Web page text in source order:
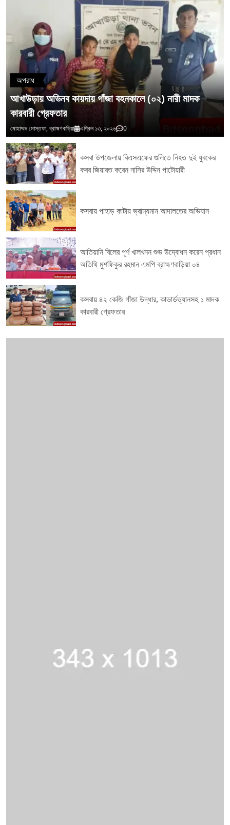
ক্ষেত্রে সকল ধরনের অপরাধ মূলক কর্মকাণ্ডের বিরুদ্ধে জিরো টলারেন্সে কাজ করছে আখাউড়া
থানা পুলিশ। এই ধারাবাহিকতা বজায় রাখার জন্য আমরা নিরলস ভাবে কাজ করে যাচ্ছি চুরি
ডাকাতি মাদক কারবার এই ধরনের অপরাধ নির্মূলে আমরা সোচ্চার হয়েছি এবং এই ধরনের
অভিযান অব্যাহত থাকবে।
অপরাধ
আখাউড়ায় অভিনব কায়দায় গাঁজা বহনকালে (০২) নারী মাদক
কারবারী গ্রেফতার
মোহাম্মদ মোস্তফা, ব্রাহ্মণবাড়িয়া এপ্রিল ১৩, ২০২৬ 0
কসবা উপজেলায় বিএসএফের গুলিতে নিহত দুই যুবকের
কবর জিয়ারত করেন নাসির উদ্দিন পাটোয়ারী
কসবায় পাহাড় কাটায় ভ্রাম্যমান আদালতের অভিযান
আতিয়ানি বিলের পূর্ণ খালখনন শুভ উদ্বোধন করেন প্রধান
অতিথি মুশফিকুর রহমান এমপি ব্রাহ্মণবাড়িয়া ০৪
কসবায় ৪২ কেজি গাঁজা উদ্ধার, কাভার্ডভ্যানসহ ১ মাদক
কারবারী গ্রেফতার